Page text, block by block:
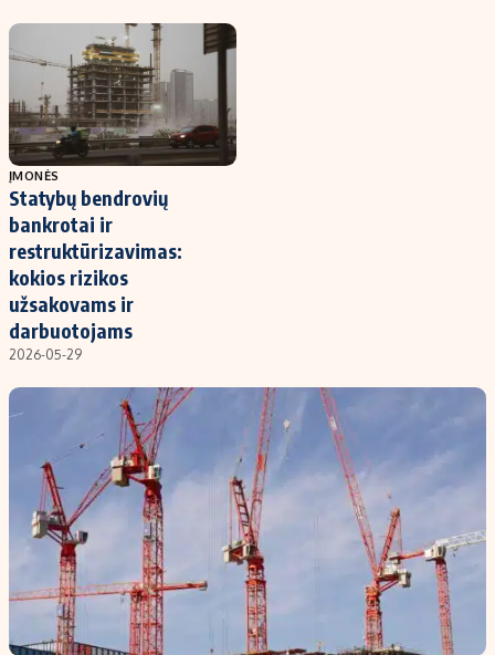
Regionų naujienos
Indėlių palūkanos
ĮMONĖS
Statybų bendrovių
bankrotai ir
restruktūrizavimas:
kokios rizikos
užsakovams ir
darbuotojams
2026-05-29